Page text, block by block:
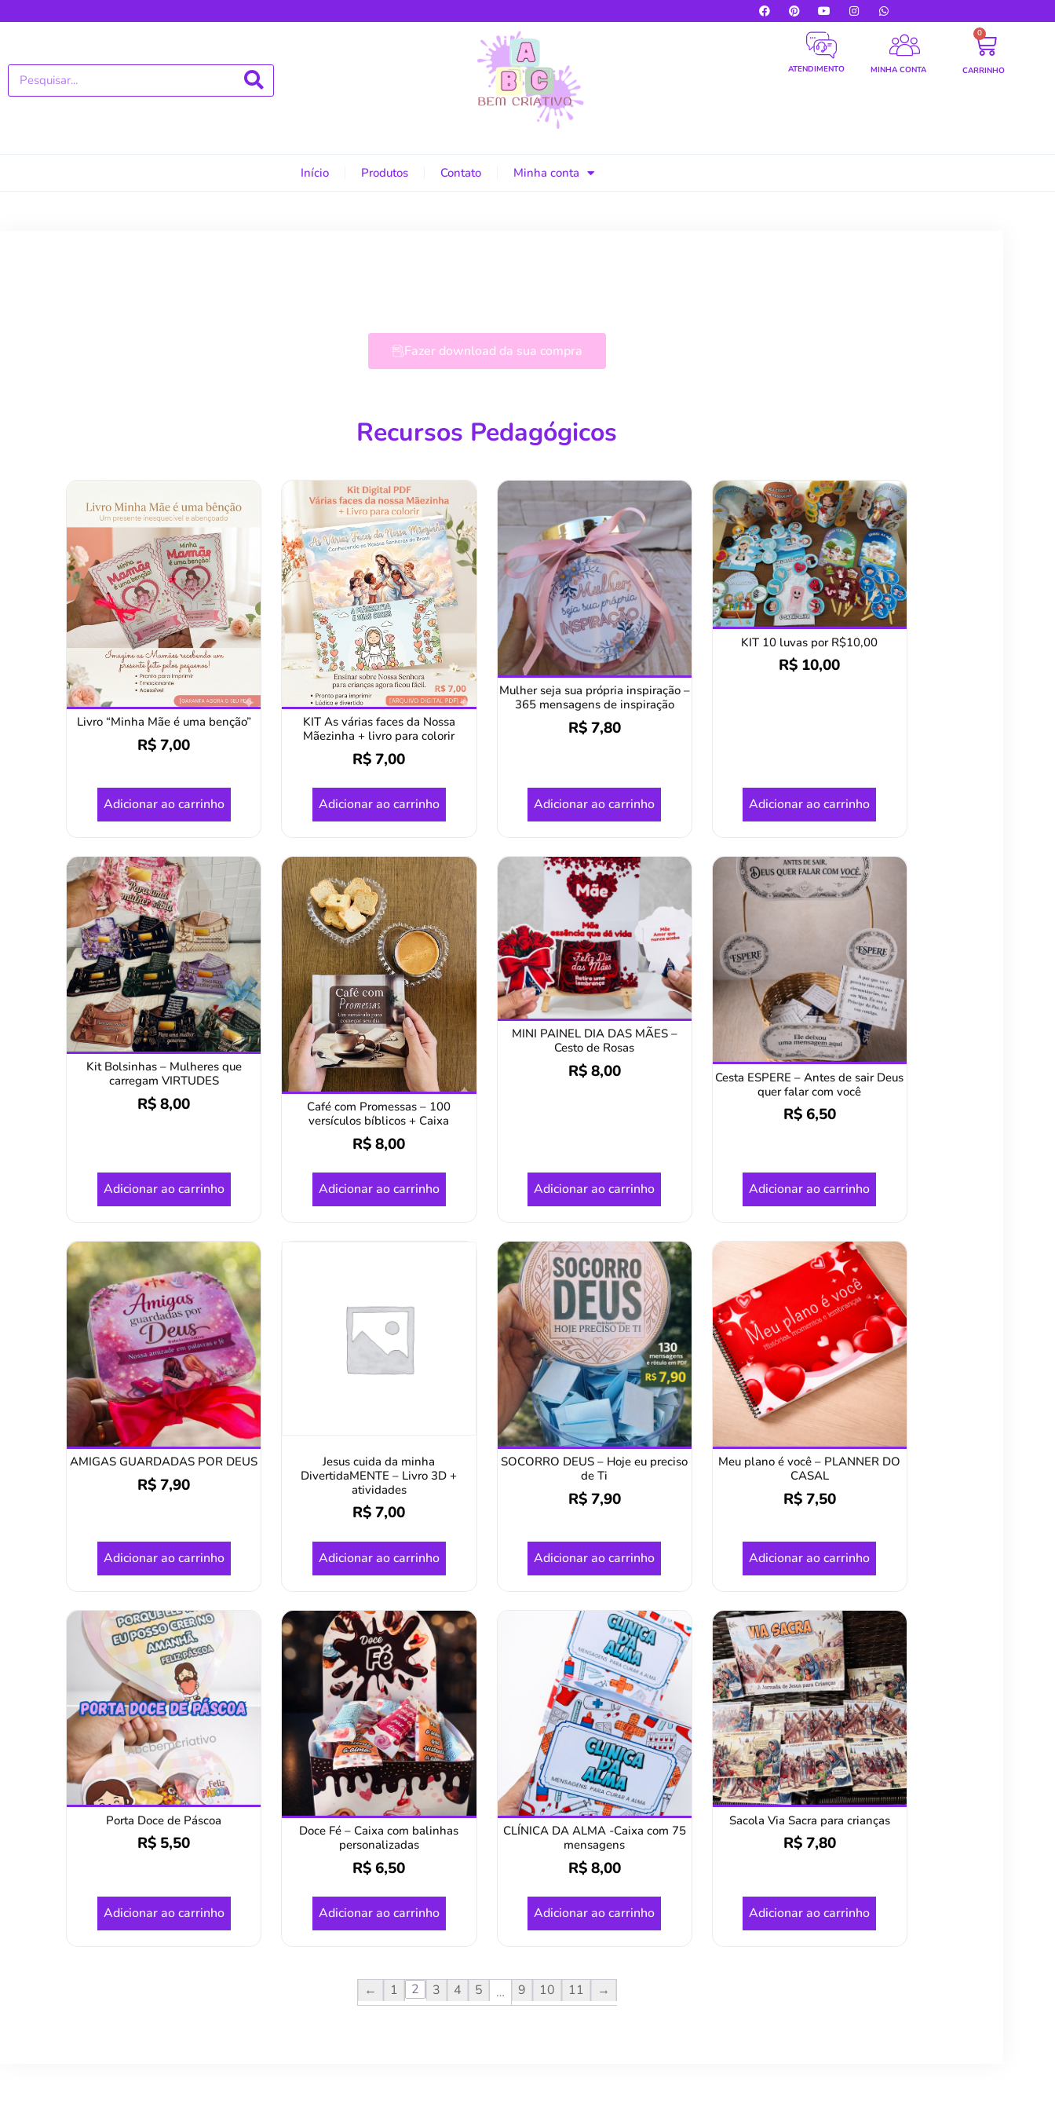
ATENDIMENTO MINHA CONTA
0
CARRINHO
Início Produtos Contato Minha conta
Fazer download da sua compra
Recursos Pedagógicos
Livro “Minha Mãe é uma benção”
R$7,00
Adicionar ao carrinho
KIT As várias faces da Nossa
Mãezinha + livro para colorir
R$7,00
Adicionar ao carrinho
Mulher seja sua própria inspiração –
365 mensagens de inspiração
R$7,80
Adicionar ao carrinho
KIT 10 luvas por R$10,00
R$ 10,00
Adicionar ao carrinho
Kit Bolsinhas – Mulheres que
carregam VIRTUDES
R$8,00
Adicionar ao carrinho
Café com Promessas – 100
versículos bíblicos + Caixa
R$8,00
Adicionar ao carrinho
MINI PAINEL DIA DAS MÃES –
Cesto de Rosas
R$8,00
Adicionar ao carrinho
Cesta ESPERE – Antes de sair Deus
quer falar com você
R$6,50
Adicionar ao carrinho
AMIGAS GUARDADAS POR DEUS
R$7,90
Adicionar ao carrinho
Jesus cuida da minha
DivertidaMENTE – Livro 3D +
atividades
R$7,00
Adicionar ao carrinho
SOCORRO DEUS – Hoje eu preciso
de Ti
R$7,90
Adicionar ao carrinho
Meu plano é você – PLANNER DO
CASAL
R$7,50
Adicionar ao carrinho
Porta Doce de Páscoa
R$ 5,50
Adicionar ao carrinho
Doce Fé – Caixa com balinhas
personalizadas
R$6,50
Adicionar ao carrinho
CLÍNICA DA ALMA -Caixa com 75
mensagens
R$8,00
Adicionar ao carrinho
Sacola Via Sacra para crianças
R$7,80
Adicionar ao carrinho
← 1 2 3 4 5 … 9 10 11 →